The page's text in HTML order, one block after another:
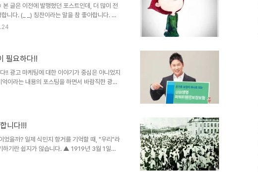
후세들이 살아갈 좋은 세상을 위한 마음가..
글은 이전에 발행했던 포스트인데, 더 많이 전
니다. (_ _) 칭찬이라는 말을 참 좋아합니다. 우
게 한다" 또는 "칭찬은 코끼리도 춤추게 한다"는
그 때를 상기 시키는 정도로 마무리를 짓습니
우면서 혼내지 않는다는 것이... 지금 ..
필요하다!!
!! 광고 마케팅에 대한 이야기가 중심은 아니었지
이라는 내용의 포스팅을 하면서 바람직한 광고
니다. 그런데, 오늘 제가 말하고 싶은 건 현재
각합니다. 그러나, 그것이 어디에서 부터 잘못
명세라는 것에 대한 생각부터가 잘못된 출발이
니다!!!
었을까? 일제 식민지 항거를 기억할 때, "우리"라
하기란 쉽지가 않습니다. ▲ 1919년 3월 1일을
울 덕수궁 앞에서의 시위. 출처 : Copyright ©